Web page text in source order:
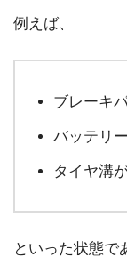
例えば、
ブレーキ
バッテリ
タイヤ溝
といった状態で